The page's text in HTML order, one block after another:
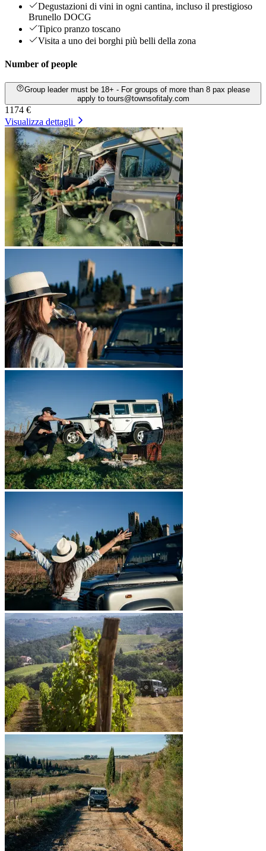
Degustazioni di vini in ogni cantina, incluso il prestigioso
Brunello DOCG
Tipico pranzo toscano
Visita a uno dei borghi più belli della zona
Number of people
Group leader must be 18+ - For groups of more than 8 pax please
apply to tours@townsofitaly.com
1174 €
Visualizza dettagli